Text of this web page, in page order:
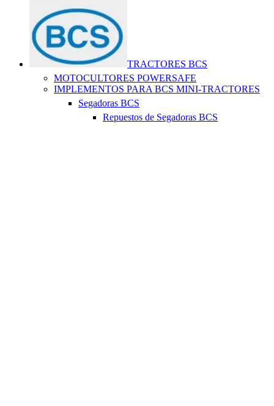
TRACTORES BCS
MOTOCULTORES POWERSAFE
IMPLEMENTOS PARA BCS MINI-TRACTORES
Segadoras BCS
Repuestos de Segadoras BCS